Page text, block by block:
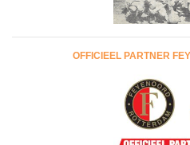
OFFICIEEL PARTNER